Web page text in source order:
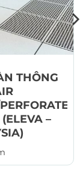
THÔNG
–